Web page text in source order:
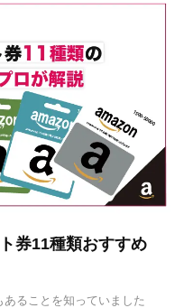
券11種類おすすめ
ることを知っていました